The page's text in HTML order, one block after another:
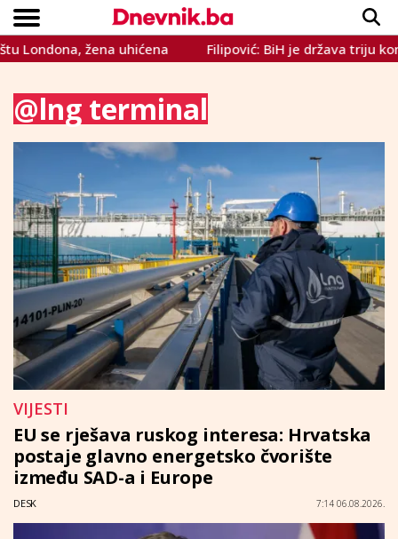
VIJESTI
SPORT
INTERVIEW
TEME
CRNA KRONIKA
LIFESTYLE
Copyright © Dnevnik.ba 2023.
uhićena Filipović: BiH je država triju konstitutivnih
@lng terminal
VIJESTI
EU se rješava ruskog interesa: Hrvatska
postaje glavno energetsko čvorište
između SAD-a i Europe
DESK 7:14 06.08.2026.